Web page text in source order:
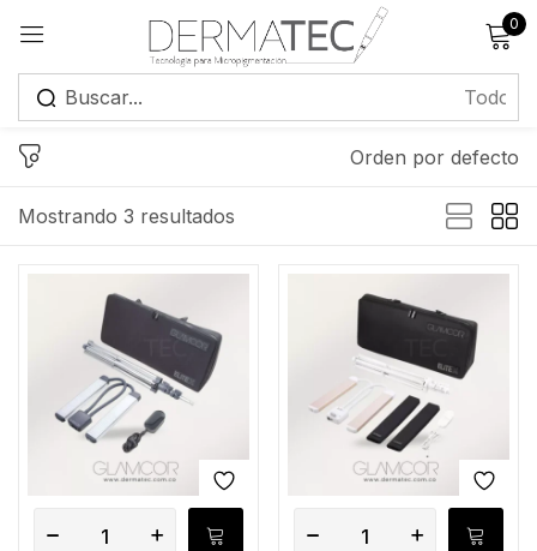
0
Mostrando 3 resultados
Orden por defecto
Registrarse
Recuérdame
¿Has olvidado tu contraseña?
Iniciar sesión
Crear una cuenta